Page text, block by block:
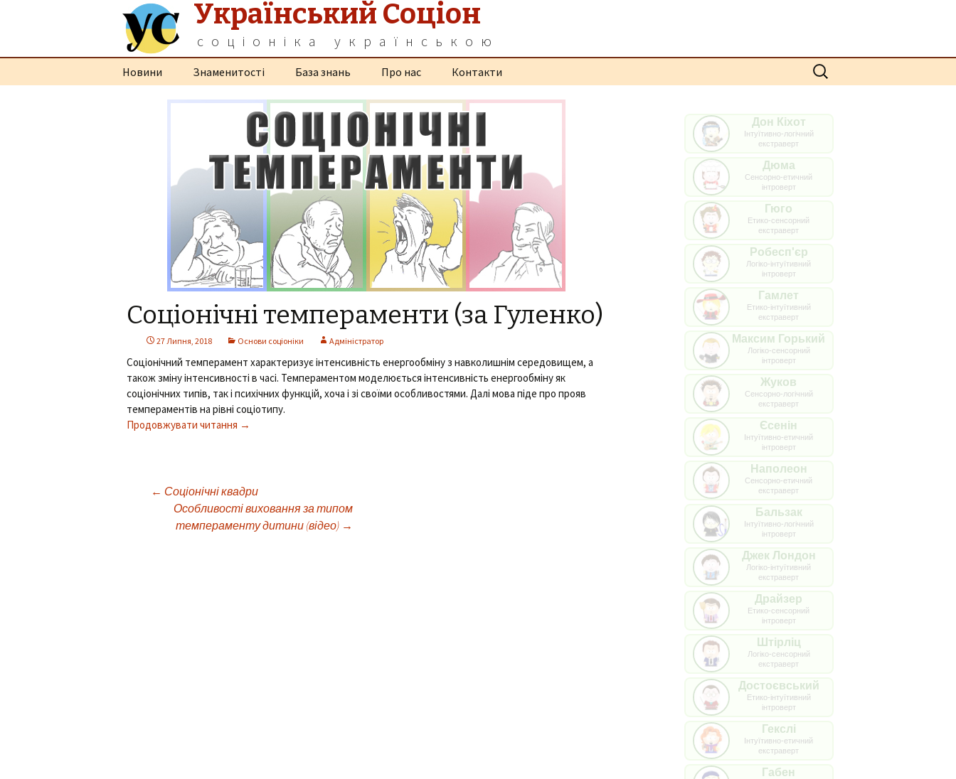
Український Соціон
соціоніка українською
Перейти
Новини Знаменитості База знань Про нас Контакти Пошук:
Соціонічні темпераменти (за Гуленко)
27 Липня, 2018 Основи соціоніки Адміністратор
Соціонічний темперамент характеризує інтенсивність енергообміну з навколишнім середовищем, а
також зміну інтенсивності в часі. Темпераментом моделюється інтенсивність енергообміну як
соціонічних типів, так і психічних функцій, хоча і зі своїми особливостями. Далі мова піде про прояв
темпераментів на рівні соціотипу.
Продовжувати читання →
Навігація
← Соціонічні квадри
Особливості виховання за типом
темпераменту дитини (відео) →
Дон Кіхот
Інтуїтивно-логічний
екстраверт
Дюма
Сенсорно-етичний
інтроверт
Гюго
Етико-сенсорний
екстраверт
Робесп'єр
Логіко-інтуїтивний
інтроверт
Гамлет
Етико-інтуїтивний
екстраверт
Максим Горький
Логіко-сенсорний
інтроверт
Жуков
Сенсорно-логічний
екстраверт
Єсенін
Інтуїтивно-етичний
інтроверт
Наполеон
Сенсорно-етичний
екстраверт
Бальзак
Інтуїтивно-логічний
інтроверт
Джек Лондон
Логіко-інтуїтивний
екстраверт
Драйзер
Етико-сенсорний
інтроверт
Штірліц
Логіко-сенсорний
екстраверт
Достоєвський
Етико-інтуїтивний
інтроверт
Гекслі
Інтуїтивно-етичний
екстраверт
Габен